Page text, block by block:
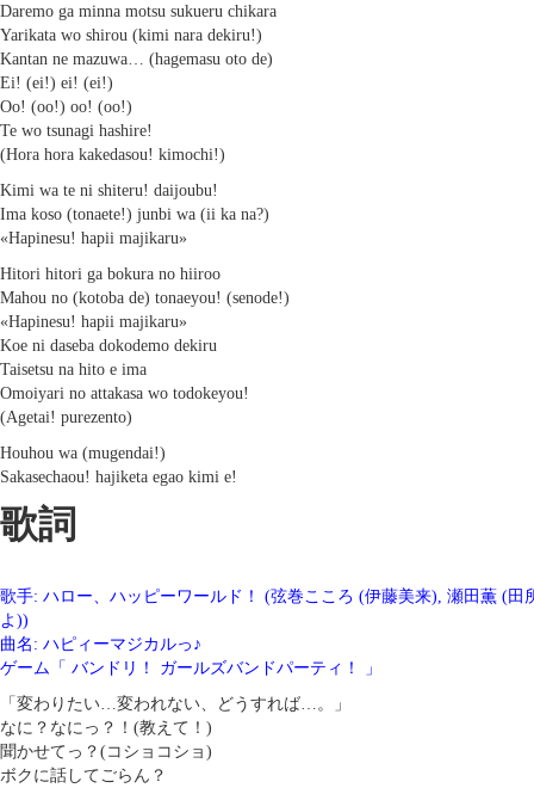
Daremo ga minna motsu sukueru chikara
Yarikata wo shirou (kimi nara dekiru!)
Kantan ne mazuwa… (hagemasu oto de)
Ei! (ei!) ei! (ei!)
Oo! (oo!) oo! (oo!)
Te wo tsunagi hashire!
(Hora hora kakedasou! kimochi!)
Kimi wa te ni shiteru! daijoubu!
Ima koso (tonaete!) junbi wa (ii ka na?)
«Hapinesu! hapii majikaru»
Hitori hitori ga bokura no hiiroo
Mahou no (kotoba de) tonaeyou! (senode!)
«Hapinesu! hapii majikaru»
Koe ni daseba dokodemo dekiru
Taisetsu na hito e ima
Omoiyari no attakasa wo todokeyou!
(Agetai! purezento)
Houhou wa (mugendai!)
Sakasechaou! hajiketa egao kimi e!
歌詞
歌手: ハロー、ハッピーワールド！ (弦巻こころ (伊藤美来), 瀬田薫 (
よ))
曲名: ハピィーマジカルっ♪
ゲーム「 バンドリ！ ガールズバンドパーティ！ 」
「変わりたい…変われない、どうすれば…。」
なに？なにっ？！(教えて！)
聞かせてっ？(コショコショ)
ボクに話してごらん？